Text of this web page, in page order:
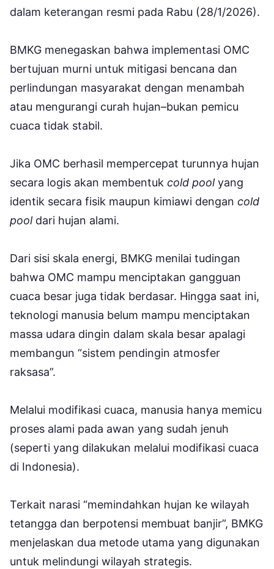
dalam keterangan resmi pada Rabu (28/1/2026).
BMKG menegaskan bahwa implementasi OMC
bertujuan murni untuk mitigasi bencana dan
perlindungan masyarakat dengan menambah
atau mengurangi curah hujan–bukan pemicu
cuaca tidak stabil.
Jika OMC berhasil mempercepat turunnya hujan
secara logis akan membentuk cold poolyang
identik secara fisik maupun kimiawi dengan cold
pooldari hujan alami.
Dari sisi skala energi, BMKG menilai tudingan
bahwa OMC mampu menciptakan gangguan
cuaca besar juga tidak berdasar. Hingga saat ini,
teknologi manusia belum mampu menciptakan
massa udara dingin dalam skala besar apalagi
membangun “sistem pendingin atmosfer
raksasa”.
Melalui modifikasi cuaca, manusia hanya memicu
proses alami pada awan yang sudah jenuh
(seperti yang dilakukan melalui modifikasi cuaca
di Indonesia).
Terkait narasi “memindahkan hujan ke wilayah
tetangga dan berpotensi membuat banjir”, BMKG
menjelaskan dua metode utama yang digunakan
untuk melindungi wilayah strategis.